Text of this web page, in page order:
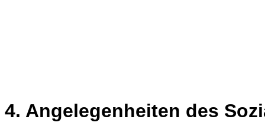
4. Angelegenheiten des